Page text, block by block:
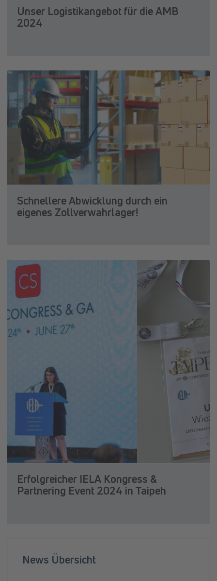
Unser Logistikangebot für die AMB
2024
Schnellere Abwicklung durch ein
eigenes Zollverwahrlager!
Previous Next
Erfolgreicher IELA Kongress &
Partnering Event 2024 in Taipeh
News Übersicht